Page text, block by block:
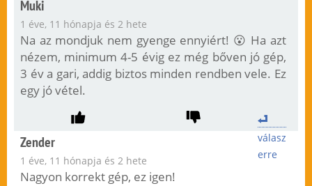
Muki
1 éve, 11 hónapja és 2 hete
Na az mondjuk nem gyenge ennyiért! 😮 Ha azt
nézem, minimum 4-5 évig ez még bőven jó gép,
3 év a gari, addig biztos minden rendben vele. Ez
egy jó vétel.
válasz
erre
Zender
1 éve, 11 hónapja és 2 hete
Nagyon korrekt gép, ez igen!